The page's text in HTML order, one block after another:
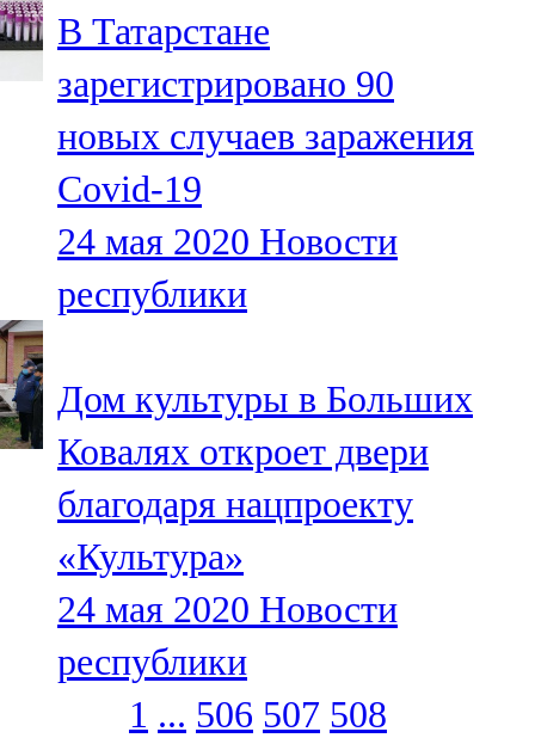
В Татарстане
зарегистрировано 90
новых случаев заражения
Covid-19
24 мая 2020 Новости
республики
Дом культуры в Больших
Ковалях откроет двери
благодаря нацпроекту
«Культура»
24 мая 2020 Новости
республики
1 ... 506 507 508